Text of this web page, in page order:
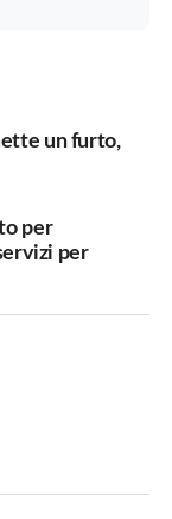
un furto,
per
per